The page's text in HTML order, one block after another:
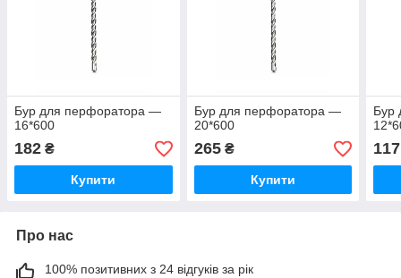
Бур для перфоратора —
16*600
182 ₴
Купити
Бур для перфоратора —
20*600
265₴
Купити
Бур
117
Про нас
100% позитивних з 24 відгуків за рік